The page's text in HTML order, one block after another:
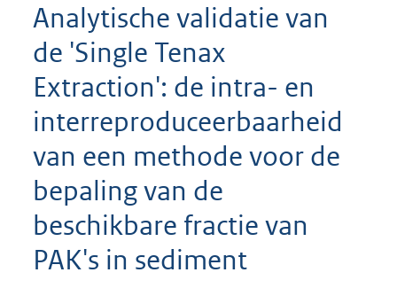
Analytische validatie van
de 'Single Tenax
Extraction': de intra- en
interreproduceerbaarheid
van een methode voor de
bepaling van de
beschikbare fractie van
PAK's in sediment